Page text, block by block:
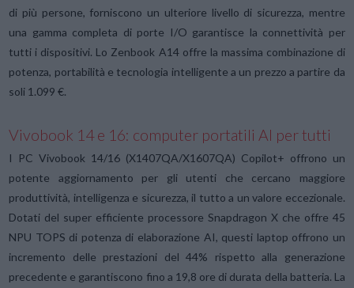
di più persone, forniscono un ulteriore livello di sicurezza, mentre
una gamma completa di porte I/O garantisce la connettività per
tutti i dispositivi. Lo Zenbook A14 offre la massima combinazione di
potenza, portabilità e tecnologia intelligente a un prezzo a partire da
soli 1.099 €.
Vivobook 14 e 16: computer portatili AI per tutti
I PC Vivobook 14/16 (X1407QA/X1607QA) Copilot+ offrono un
potente aggiornamento per gli utenti che cercano maggiore
produttività, intelligenza e sicurezza, il tutto a un valore eccezionale.
Dotati del super efficiente processore Snapdragon X che offre 45
NPU TOPS di potenza di elaborazione AI, questi laptop offrono un
incremento delle prestazioni del 44% rispetto alla generazione
precedente e garantiscono fino a 19,8 ore di durata della batteria. La